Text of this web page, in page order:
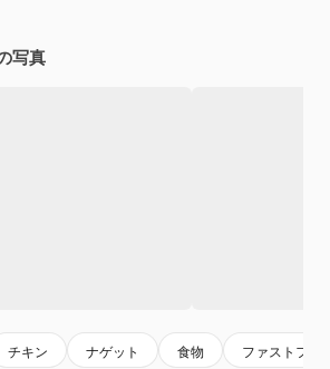
写真
チキン ナゲット 食物 ファストフー